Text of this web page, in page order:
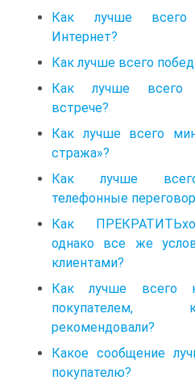
Как лучше всего
Интернет?
Как лучше всего
Как лучше всего
встрече?
Как лучше всего
стража»?
Как лучше всего
телефонные
Как
однако все же
клиентами?
Как лучше всего
покупателем,
рекомендовали?
Какое сообщение
покупателю?